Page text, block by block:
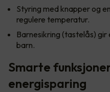
Styring med knapper og
regulere temperatur.
Barnesikring (tastelås)
barn.
Smarte
energisparing